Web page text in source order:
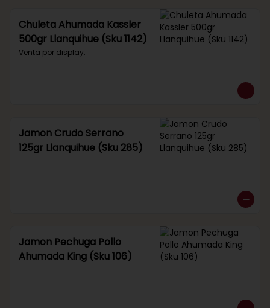
Chuleta Ahumada Kassler
500gr Llanquihue (Sku 1142)
Venta por display.
Jamon Crudo Serrano
125gr Llanquihue (Sku 285)
Jamon Pechuga Pollo
Ahumada King (Sku 106)